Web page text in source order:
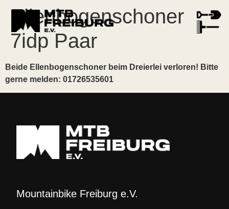
Ellenbogenschoner
7idp Paar
Beide Ellenbogenschoner beim Dreierlei verloren! Bitte
gerne melden: 01726535601
Mountainbike Freiburg e.V.